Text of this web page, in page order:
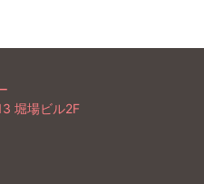
堀場ビル2F